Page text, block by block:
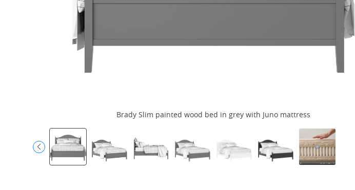
Brady Slim painted wood bed in grey with Juno mattress